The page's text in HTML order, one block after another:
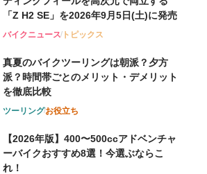
「Z H2 SE」を2026年9月5日(土)に発売
バイクニューストピックス
真夏のバイクツーリングは朝派？夕方
派？時間帯ごとのメリット・デメリット
を徹底比較
ツーリングお役立ち
【2026年版】400〜500ccアドベンチャ
ーバイクおすすめ8選！今選ぶならこ
れ！